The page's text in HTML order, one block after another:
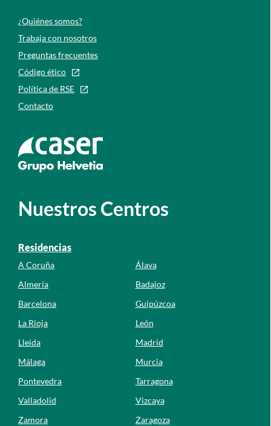
¿Quiénes somos?
Trabaja con nosotros
Preguntas frecuentes
Código ético
Política de RSE
Contacto
Ir a la web de caser
Nuestros Centros
Residencias
A Coruña
Álava
Almería
Badajoz
Barcelona
Guipúzcoa
La Rioja
León
Lleida
Madrid
Málaga
Murcia
Pontevedra
Tarragona
Valladolid
Vizcaya
Zamora
Zaragoza